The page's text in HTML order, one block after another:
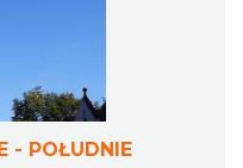
- POŁUDNIE